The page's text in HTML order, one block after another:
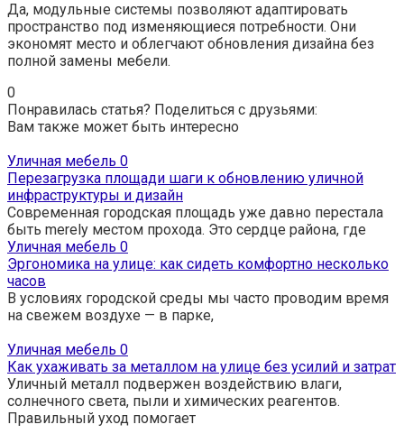
Да, модульные системы позволяют адаптировать
пространство под изменяющиеся потребности. Они
экономят место и облегчают обновления дизайна без
полной замены мебели.
0
Понравилась статья? Поделиться с друзьями:
Вам также может быть интересно
Уличная мебель 0
Перезагрузка площади шаги к обновлению уличной
инфраструктуры и дизайн
Современная городская площадь уже давно перестала
быть merely местом прохода. Это сердце района, где
Уличная мебель 0
Эргономика на улице: как сидеть комфортно несколько
часов
В условиях городской среды мы часто проводим время
на свежем воздухе — в парке,
Уличная мебель 0
Как ухаживать за металлом на улице без усилий и затрат
Уличный металл подвержен воздействию влаги,
солнечного света, пыли и химических реагентов.
Правильный уход помогает